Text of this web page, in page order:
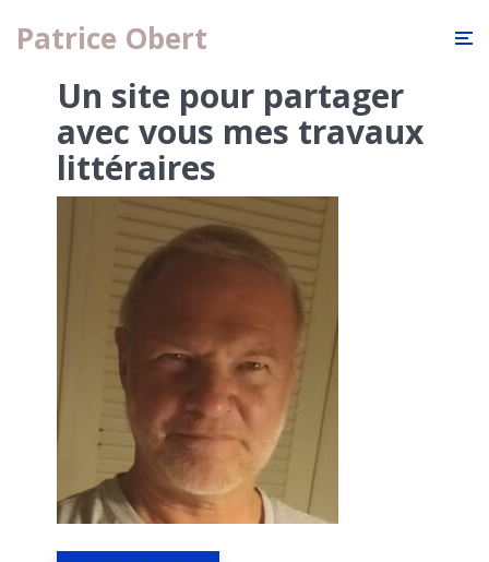
Patrice Obert
Un site pour partager
avec vous mes travaux
littéraires